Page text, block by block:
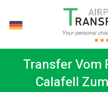
Transfer Vom
Calafell